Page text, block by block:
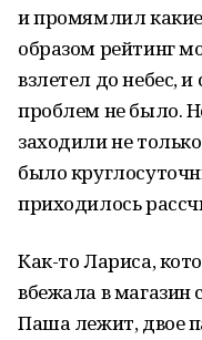
и промямлил
образом рейтинг
взлетел до небес,
проблем не было.
заходили не
было
приходилось
Как-то Лариса,
вбежала в магазин
Паша лежит, двое